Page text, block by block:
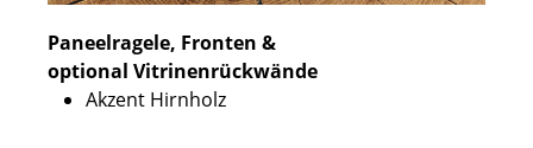
Paneelragele, Fronten &
optional Vitrinenrückwände
Akzent Hirnholz